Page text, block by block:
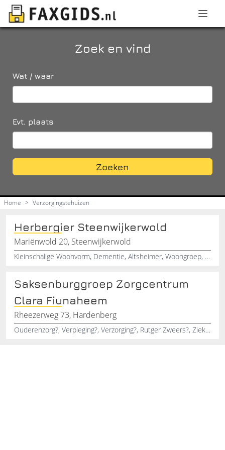
Zoek en vind
Wat / waar
Evt. plaats
Zoeken
Home > Verzorgingstehuizen
Herbergier Steenwijkerwold
Mariënwold 20, Steenwijkerwold
Kleinschalige Woonvorm, Dementie, Altsheimer, Woongroep, Verzorgingstehuis, Dementerende Ouderen
Saksenburggroep Zorgcentrum
Clara Fiunaheem
Rheezerweg 73, Hardenberg
Ouderenzorg?, Verpleging?, Verzorging?, Rutger Zweers?, Ziekenhuis Twente?